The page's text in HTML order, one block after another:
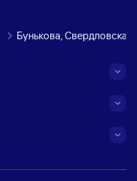
Бунькова,